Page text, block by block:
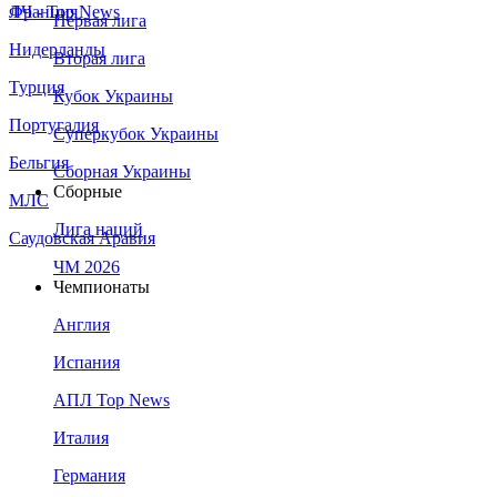
Франция
Нидерланды
Турция
Португалия
Бельгия
МЛС
Саудовская Аравия
ЛЧ - Top News
Первая лига
Вторая лига
Кубок Украины
Суперкубок Украины
Сборная Украины
Сборные
Лига наций
ЧМ 2026
Чемпионаты
Англия
Испания
АПЛ Top News
Италия
Германия